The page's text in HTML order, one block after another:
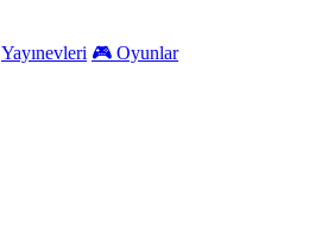
Yayınevleri 🎮 Oyunlar